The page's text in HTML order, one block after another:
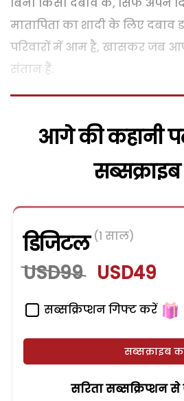
मातापिता का शादी के लिए दबाव
परिवारों में आम है, खासकर जब
संतान हैं.
आगे की कहानी
डिजिटल (1 साल)
USD99 USD49
सब्सक्रिप्शन गिफ्ट करें
सब्सक्राइब
सरिता सब्सक्रिप्शन